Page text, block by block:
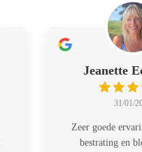
Jeanette
31/01/
Zeer goede
bestrating en